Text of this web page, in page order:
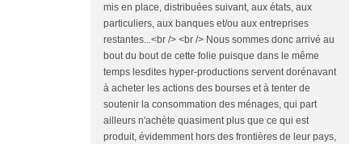
mis en place, distribuées suivant, aux états, aux
particuliers, aux banques et/ou aux entreprises
restantes...<br /> <br /> Nous sommes donc arrivé au
bout du bout de cette folie puisque dans le même
temps lesdites hyper-productions servent dorénavant
à acheter les actions des bourses et à tenter de
soutenir la consommation des ménages, qui part
ailleurs n'achète quasiment plus que ce qui est
produit, évidemment hors des frontières de leur pays,